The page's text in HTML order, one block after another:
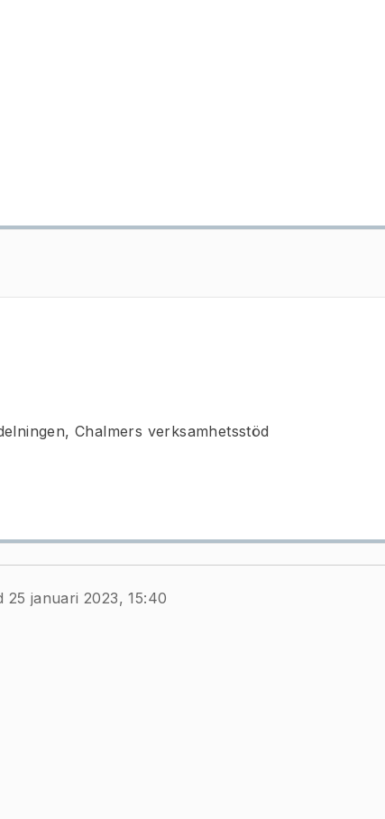
Chalmers verksamhetsstöd
25 januari 2023, 15:40